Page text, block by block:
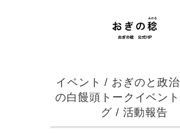
イベント / おぎのと政治
の白饅頭トークイベント
グ/ 活動報告